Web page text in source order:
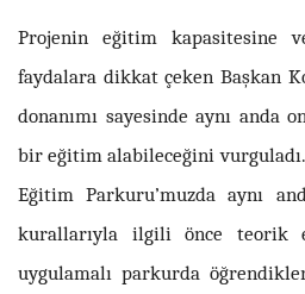
Projenin eğitim kapasitesine
faydalara dikkat çeken Başkan
donanımı sayesinde aynı anda
bir eğitim alabileceğini
Eğitim Parkuru’muzda aynı
kurallarıyla ilgili önce teorik
uygulamalı parkurda